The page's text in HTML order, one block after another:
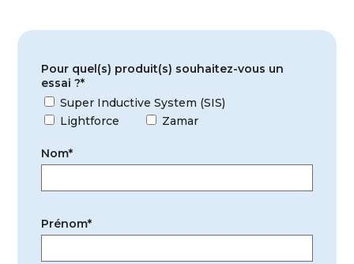
Pour quel(s) produit(s) souhaitez-vous un
essai ?*
Super Inductive System (SIS)
Lightforce
Zamar
Nom*
Prénom*